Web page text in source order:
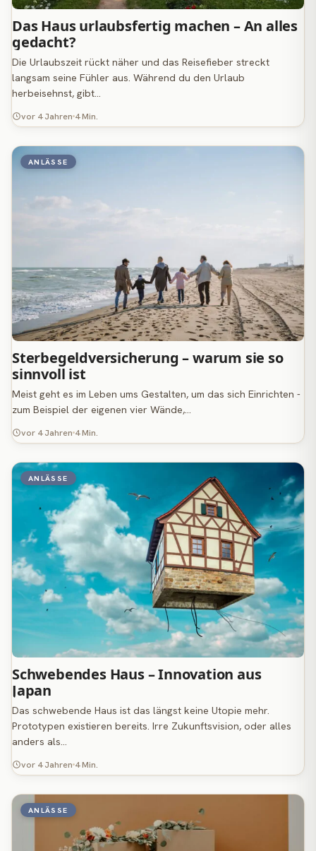
Das Haus urlaubsfertig machen – An alles
gedacht?
Die Urlaubszeit rückt näher und das Reisefieber streckt
langsam seine Fühler aus. Während du den Urlaub
herbeisehnst, gibt…
vor 4 Jahren 4 Min.
ANLÄSSE
Sterbegeldversicherung – warum sie so
sinnvoll ist
Meist geht es im Leben ums Gestalten, um das sich Einrichten -
zum Beispiel der eigenen vier Wände,…
vor 4 Jahren 4 Min.
ANLÄSSE
Schwebendes Haus – Innovation aus
Japan
Das schwebende Haus ist das längst keine Utopie mehr.
Prototypen existieren bereits. Irre Zukunftsvision, oder alles
anders als…
vor 4 Jahren 4 Min.
ANLÄSSE